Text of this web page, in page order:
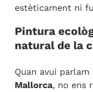
estèticament ni
Pintura
natural de la
Quan avui parlam
Mallorca, no ens